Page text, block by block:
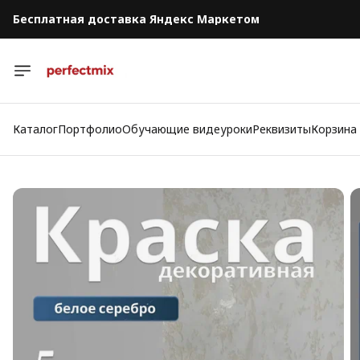
Бесплатная доставка Яндекс Маркетом
КаталогПортфолиоОбучающие видеурокиРеквизитыКорзина